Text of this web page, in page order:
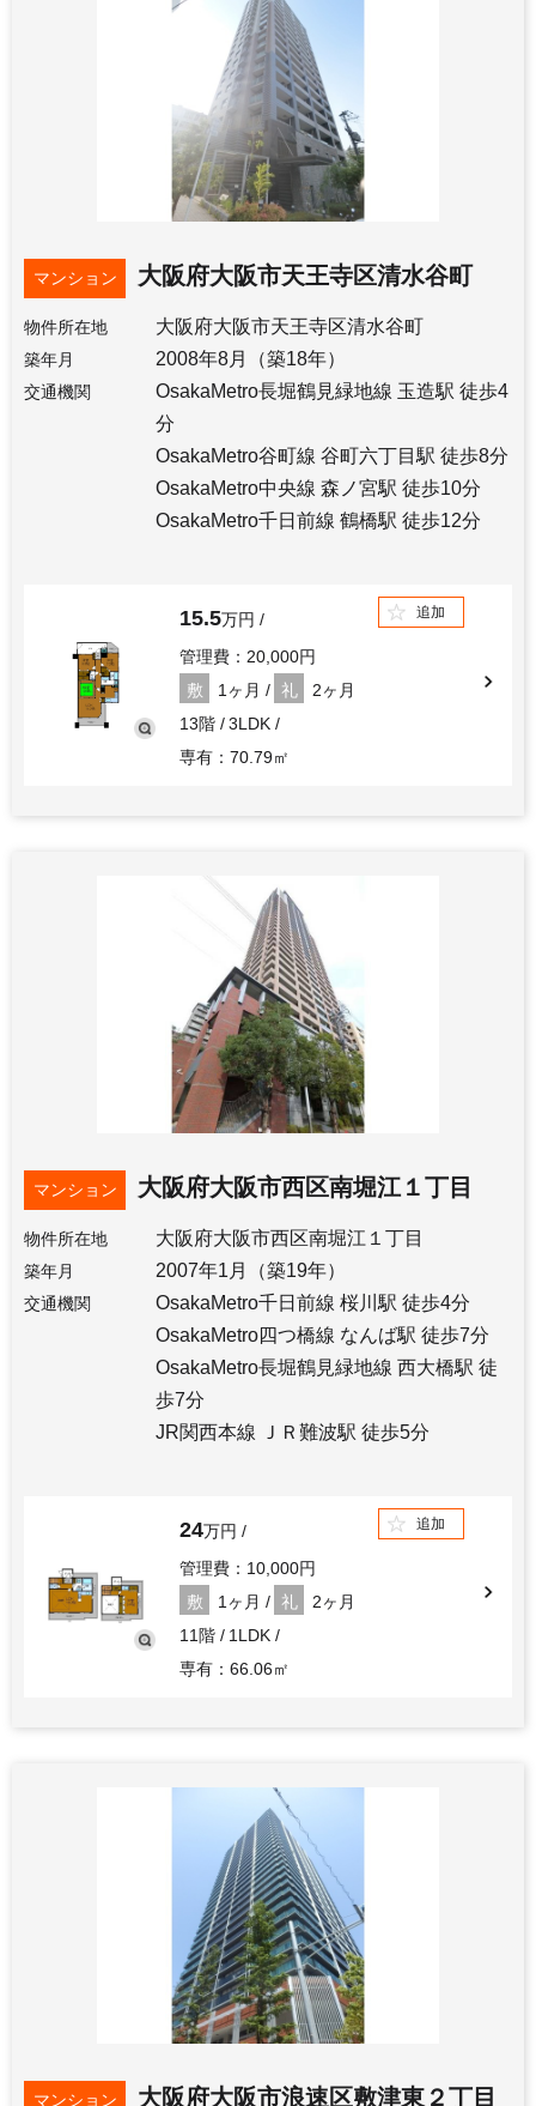
マンション 大阪府大阪市天王寺区清水谷町
物件所在地 大阪府大阪市天王寺区清水谷町
築年月 2008年8月（築18年）
交通機関
OsakaMetro長堀鶴見緑地線 玉造駅 徒歩4
分
OsakaMetro谷町線 谷町六丁目駅 徒歩8分
OsakaMetro中央線 森ノ宮駅 徒歩10分
OsakaMetro千日前線 鶴橋駅 徒歩12分
15.5万円
管理費：20,000円
敷
1ヶ月 礼
2ヶ月
13階
3LDK
専有：70.79㎡
追加
マンション 大阪府大阪市西区南堀江１丁目
物件所在地 大阪府大阪市西区南堀江１丁目
築年月 2007年1月（築19年）
交通機関
OsakaMetro千日前線 桜川駅 徒歩4分
OsakaMetro四つ橋線 なんば駅 徒歩7分
OsakaMetro長堀鶴見緑地線 西大橋駅 徒
歩7分
JR関西本線 ＪＲ難波駅 徒歩5分
24万円
管理費：10,000円
敷
1ヶ月 礼
2ヶ月
11階
1LDK
専有：66.06㎡
追加
マンション 大阪府大阪市浪速区敷津東２丁目